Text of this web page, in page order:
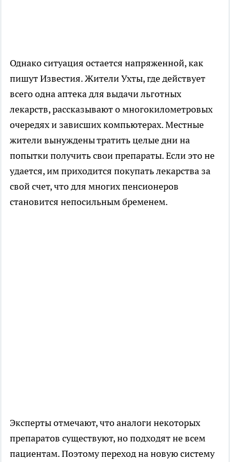
Однако ситуация остается напряженной, как
пишут Известия. Жители Ухты, где действует
всего одна аптека для выдачи льготных
лекарств, рассказывают о многокилометровых
очередях и зависших компьютерах. Местные
жители вынуждены тратить целые дни на
попытки получить свои препараты. Если это не
удается, им приходится покупать лекарства за
свой счет, что для многих пенсионеров
становится непосильным бременем.
Эксперты отмечают, что аналоги некоторых
препаратов существуют, но подходят не всем
пациентам. Поэтому переход на новую систему